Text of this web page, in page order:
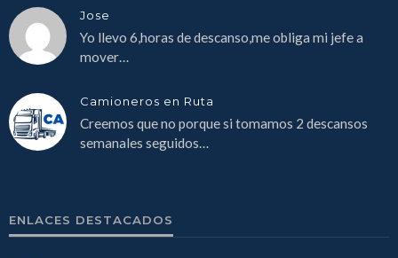
Jose
Yo llevo 6,horas de descanso,me obliga mi jefe a
mover…
Camioneros en Ruta
Creemos que no porque si tomamos 2 descansos
semanales seguidos…
ENLACES DESTACADOS